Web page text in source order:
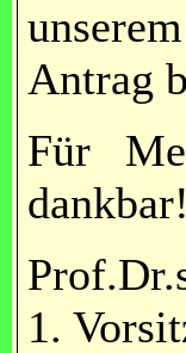
Antrag
Für
dankbar!
1.